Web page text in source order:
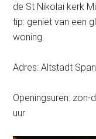
de St Nikolai kerk
tip: geniet van een
woning.
Adres: Altstadt
Openingsuren: zon-
uur